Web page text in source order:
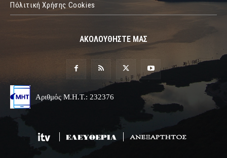
Πόλιτική Χρήσης Cookies
ΑΚΟΛΟΥΘΗΣΤΕ ΜΑΣ
Αριθμός Μ.Η.Τ.: 232376